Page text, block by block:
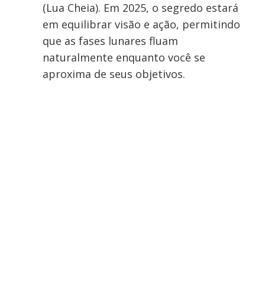
(Lua Cheia). Em 2025, o segredo estará
em equilibrar visão e ação, permitindo
que as fases lunares fluam
naturalmente enquanto você se
aproxima de seus objetivos.